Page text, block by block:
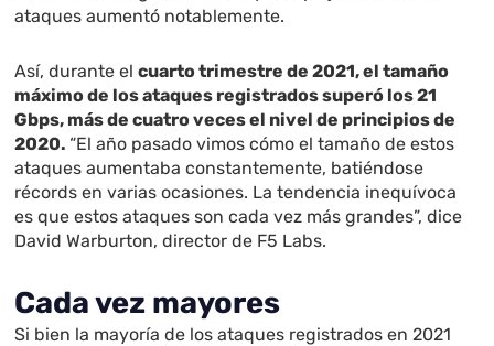
ataques aumentó notablemente.
Así, durante elcuarto trimestre de 2021, el tamaño
máximo de los ataques registrados superó los 21
Gbps, más de cuatro veces el nivel de principios de
2020. “El año pasado vimos cómo el tamaño de estos
ataques aumentaba constantemente, batiéndose
récords en varias ocasiones. La tendencia inequívoca
es que estos ataques son cada vez más grandes”, dice
David Warburton, director de F5 Labs.
Cada vez mayores
Si bien la mayoría de los ataques registrados en 2021